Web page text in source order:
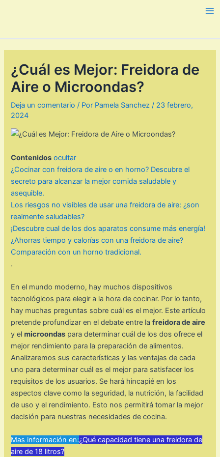
¿Cuál es Mejor: Freidora de
Aire o Microondas?
Deja un comentario / Por Pamela Sanchez/ 23 febrero,
2024
Contenidos ocultar
¿Cocinar con freidora de aire o en horno? Descubre el
secreto para alcanzar la mejor comida saludable y
asequible.
Los riesgos no visibles de usar una freidora de aire: ¿son
realmente saludables?
¡Descubre cual de los dos aparatos consume más energía!
¿Ahorras tiempo y calorías con una freidora de aire?
Comparación con un horno tradicional.
.
En el mundo moderno, hay muchos dispositivos
tecnológicos para elegir a la hora de cocinar. Por lo tanto,
hay muchas preguntas sobre cuál es el mejor. Este artículo
pretende profundizar en el debate entre lafreidora de aire
y el microondas para determinar cuál de los dos ofrece el
mejor rendimiento para la preparación de alimentos.
Analizaremos sus características y las ventajas de cada
uno para determinar cuál es el mejor para satisfacer los
requisitos de los usuarios. Se hará hincapié en los
aspectos clave como la seguridad, la nutrición, la facilidad
de uso y el rendimiento. Esto nos permitirá tomar la mejor
decisión para nuestras necesidades de cocina.
Mas información en:¿Qué capacidad tiene una freidora de
aire de 18 litros?